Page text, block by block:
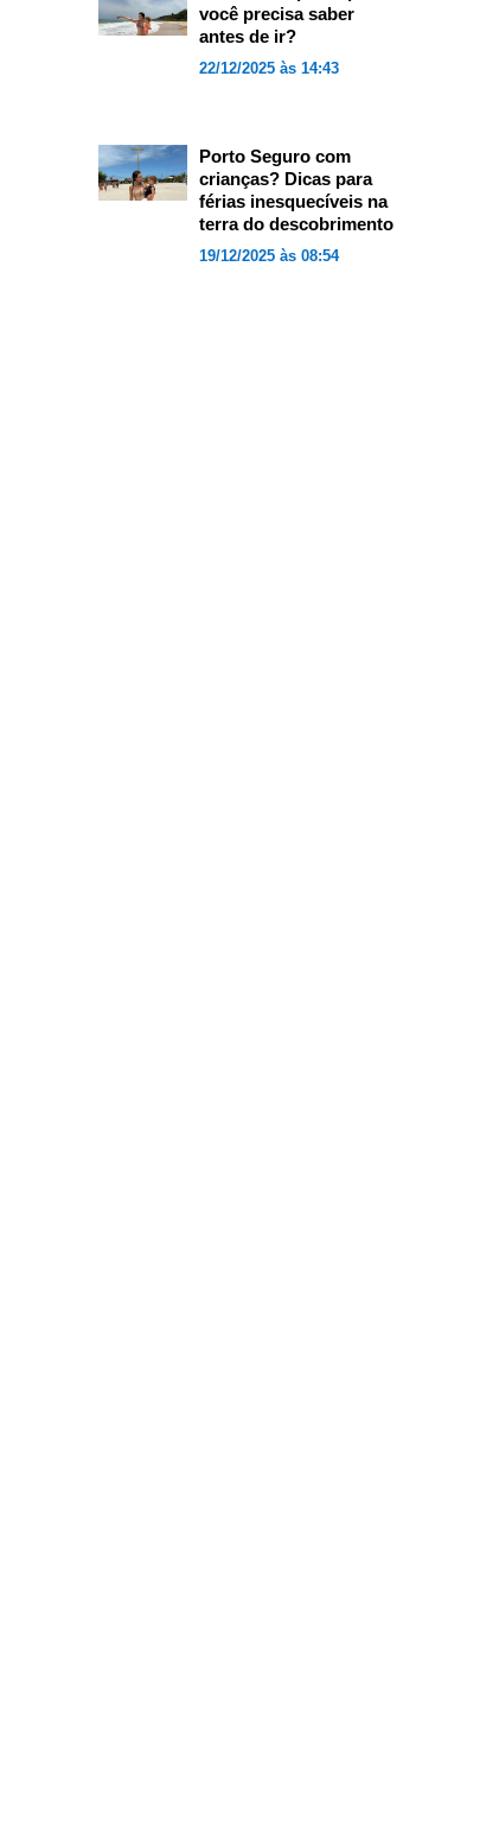
você precisa saber
antes de ir?
22/12/2025 às 14:43
Porto Seguro com
crianças? Dicas para
férias inesquecíveis na
terra do descobrimento
19/12/2025 às 08:54